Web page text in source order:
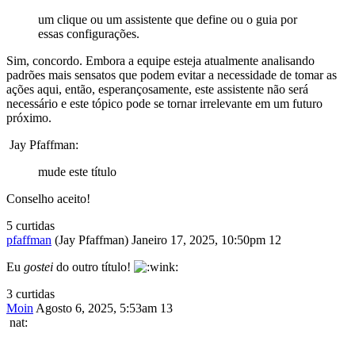
um clique ou um assistente que define ou o guia por
essas configurações.
Sim, concordo. Embora a equipe esteja atualmente analisando
padrões mais sensatos que podem evitar a necessidade de tomar as
ações aqui, então, esperançosamente, este assistente não será
necessário e este tópico pode se tornar irrelevante em um futuro
próximo.
Jay Pfaffman:
mude este título
Conselho aceito!
5 curtidas
pfaffman (Jay Pfaffman) Janeiro 17, 2025, 10:50pm 12
Eu gostei do outro título!
3 curtidas
Moin Agosto 6, 2025, 5:53am 13
nat: